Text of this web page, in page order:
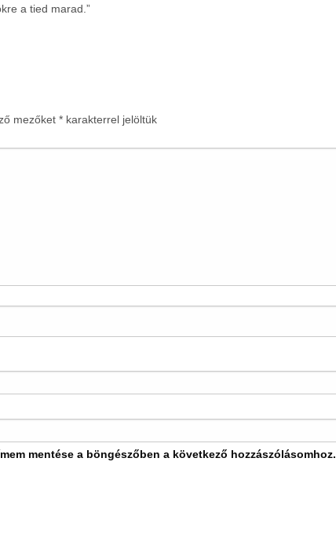
a tied marad.”
mezőket * karakterrel jelöltük
mentése a böngészőben a következő hozzászólásomhoz.